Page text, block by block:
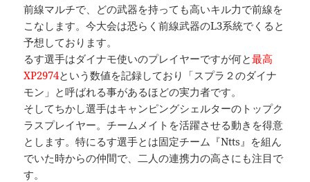
前線マルチで、どの武器を持っても高いキル力で前線を
こなします。今大会は恐らく前線武器のL3系統でくると
予想しております。
るす選手はダイナモ使いのプレイヤーですが何と最高
XP2974という数値を記録しており「スプラ２のダイナ
モン」と呼ばれる事があるほどの実力者です。
そしてちかし選手はキャンピングシェルターのトップク
ラスプレイヤー。チームメイトを活躍させる動きを得意
とします。特にるす選手とは固定チーム『Ntts』を組ん
でいた時からの仲間で、二人の連携力の高さにも注目で
す。